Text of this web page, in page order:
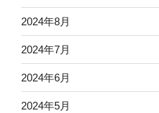
2024年8月
2024年7月
2024年6月
2024年5月